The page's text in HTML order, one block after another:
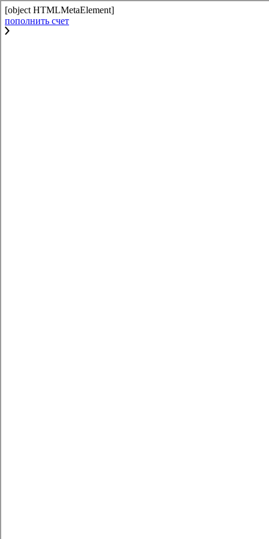
[object HTMLMetaElement]
пополнить счет